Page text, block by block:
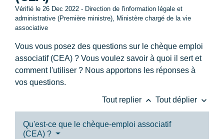
Vérifié le 26 Dec 2022 - Direction de l'information légale et
administrative (Première ministre), Ministère chargé de la vie
associative
Vous vous posez des questions sur le chèque emploi
associatif (CEA) ? Vous voulez savoir à quoi il sert et
comment l'utiliser ? Nous apportons les réponses à
vos questions.
Tout replier keyboard_arrow_up Tout déplier keyboard_arrow_down
Qu'est-ce que le chèque-emploi associatif
(CEA) ?